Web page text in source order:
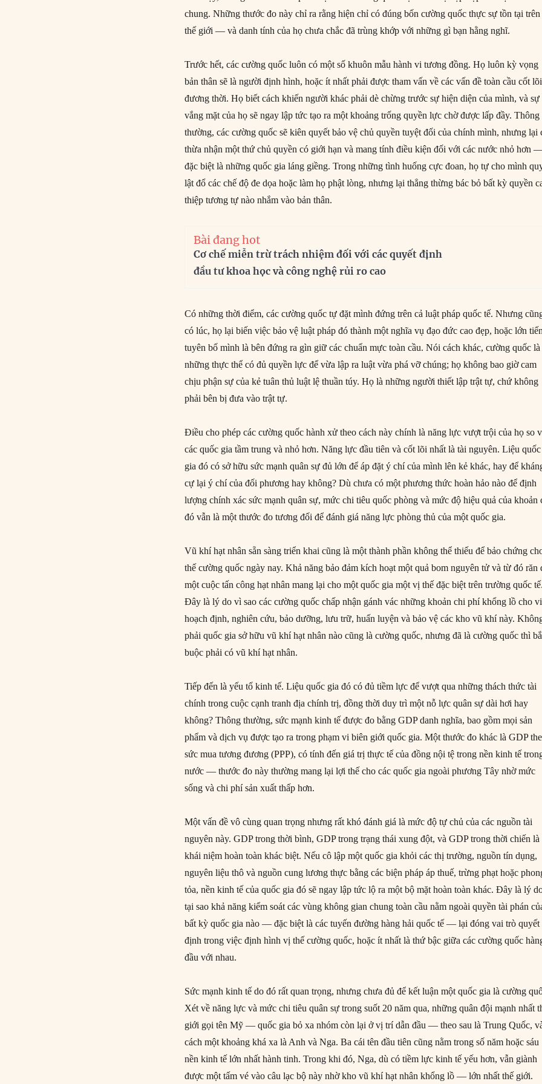
chung. Những thước đo này chỉ ra rằng hiện chỉ có đúng bốn cường quốc thực sự tồn tại trên
thế giới — và danh tính của họ chưa chắc đã trùng khớp với những gì bạn hằng nghĩ.
Trước hết, các cường quốc luôn có một số khuôn mẫu hành vi tương đồng. Họ luôn kỳ vọng
bản thân sẽ là người định hình, hoặc ít nhất phải được tham vấn về các vấn đề toàn cầu cốt lõi
đương thời. Họ biết cách khiến người khác phải dè chừng trước sự hiện diện của mình, và sự
vắng mặt của họ sẽ ngay lập tức tạo ra một khoảng trống quyền lực chờ được lấp đầy. Thông
thường, các cường quốc sẽ kiên quyết bảo vệ chủ quyền tuyệt đối của chính mình, nhưng lại
thừa nhận một thứ chủ quyền có giới hạn và mang tính điều kiện đối với các nước nhỏ hơn
đặc biệt là những quốc gia láng giềng. Trong những tình huống cực đoan, họ tự cho mình
lật đổ các chế độ đe dọa hoặc làm họ phật lòng, nhưng lại thẳng thừng bác bỏ bất kỳ quyền
thiệp tương tự nào nhắm vào bản thân.
Bài đang hot
Cơ chế miễn trừ trách nhiệm đối với các quyết định
đầu tư khoa học và công nghệ rủi ro cao
Có những thời điểm, các cường quốc tự đặt mình đứng trên cả luật pháp quốc tế. Nhưng
có lúc, họ lại biến việc bảo vệ luật pháp đó thành một nghĩa vụ đạo đức cao đẹp, hoặc lớn
tuyên bố mình là bên đứng ra gìn giữ các chuẩn mực toàn cầu. Nói cách khác, cường quốc là
những thực thể có đủ quyền lực để vừa lập ra luật vừa phá vỡ chúng; họ không bao giờ cam
chịu phận sự của kẻ tuân thủ luật lệ thuần túy. Họ là những người thiết lập trật tự, chứ không
phải bên bị đưa vào trật tự.
Điều cho phép các cường quốc hành xử theo cách này chính là năng lực vượt trội của họ so
các quốc gia tầm trung và nhỏ hơn. Năng lực đầu tiên và cốt lõi nhất là tài nguyên. Liệu quốc
gia đó có sở hữu sức mạnh quân sự đủ lớn để áp đặt ý chí của mình lên kẻ khác, hay để
cự lại ý chí của đối phương hay không? Dù chưa có một phương thức hoàn hảo nào để định
lượng chính xác sức mạnh quân sự, mức chi tiêu quốc phòng và mức độ hiệu quả của khoản
đó vẫn là một thước đo tương đối để đánh giá năng lực phòng thủ của một quốc gia.
Vũ khí hạt nhân sẵn sàng triển khai cũng là một thành phần không thể thiếu để bảo chứng
thế cường quốc ngày nay. Khả năng bảo đảm kích hoạt một quả bom nguyên tử và từ đó răn
một cuộc tấn công hạt nhân mang lại cho một quốc gia một vị thế đặc biệt trên trường quốc
Đây là lý do vì sao các cường quốc chấp nhận gánh vác những khoản chi phí khổng lồ cho
hoạch định, nghiên cứu, bảo dưỡng, lưu trữ, huấn luyện và bảo vệ các kho vũ khí này.
phải quốc gia sở hữu vũ khí hạt nhân nào cũng là cường quốc, nhưng đã là cường quốc thì
buộc phải có vũ khí hạt nhân.
Tiếp đến là yếu tố kinh tế. Liệu quốc gia đó có đủ tiềm lực để vượt qua những thách thức tài
chính trong cuộc cạnh tranh địa chính trị, đồng thời duy trì một nỗ lực quân sự dài hơi hay
không? Thông thường, sức mạnh kinh tế được đo bằng GDP danh nghĩa, bao gồm mọi sản
phẩm và dịch vụ được tạo ra trong phạm vi biên giới quốc gia. Một thước đo khác là GDP
sức mua tương đương (PPP), có tính đến giá trị thực tế của đồng nội tệ trong nền kinh tế
nước — thước đo này thường mang lại lợi thế cho các quốc gia ngoài phương Tây nhờ mức
sống và chi phí sản xuất thấp hơn.
Một vấn đề vô cùng quan trọng nhưng rất khó đánh giá là mức độ tự chủ của các nguồn tài
nguyên này. GDP trong thời bình, GDP trong trạng thái xung đột, và GDP trong thời chiến là
khái niệm hoàn toàn khác biệt. Nếu cô lập một quốc gia khỏi các thị trường, nguồn tín dụng,
nguyên liệu thô và nguồn cung lương thực bằng các biện pháp áp thuế, trừng phạt hoặc
tỏa, nền kinh tế của quốc gia đó sẽ ngay lập tức lộ ra một bộ mặt hoàn toàn khác. Đây là lý
tại sao khả năng kiểm soát các vùng không gian chung toàn cầu nằm ngoài quyền tài phán
bất kỳ quốc gia nào — đặc biệt là các tuyến đường hàng hải quốc tế — lại đóng vai trò quyết
định trong việc định hình vị thế cường quốc, hoặc ít nhất là thứ bậc giữa các cường quốc
đầu với nhau.
Sức mạnh kinh tế do đó rất quan trọng, nhưng chưa đủ để kết luận một quốc gia là cường
Xét về năng lực và mức chi tiêu quân sự trong suốt 20 năm qua, những quân đội mạnh nhất
giới gọi tên Mỹ — quốc gia bỏ xa nhóm còn lại ở vị trí dẫn đầu — theo sau là Trung Quốc,
cách một khoảng khá xa là Anh và Nga. Ba cái tên đầu tiên cũng nằm trong số năm hoặc sáu
nền kinh tế lớn nhất hành tinh. Trong khi đó, Nga, dù có tiềm lực kinh tế yếu hơn, vẫn giành
được một tấm vé vào câu lạc bộ này nhờ kho vũ khí hạt nhân khổng lồ — lớn nhất thế giới.